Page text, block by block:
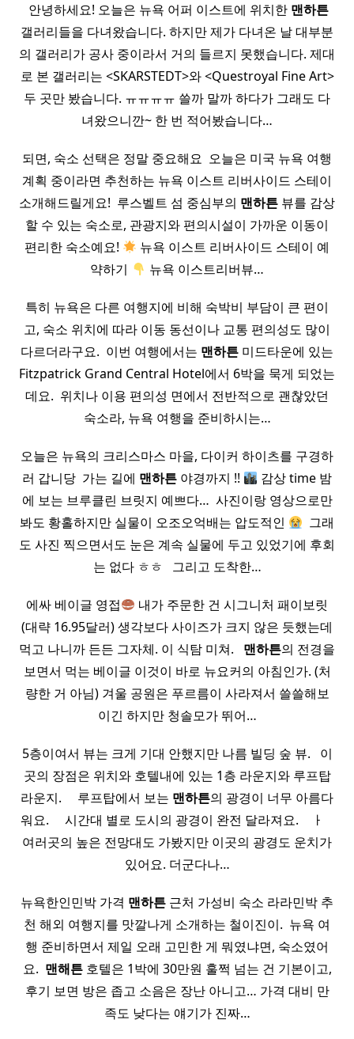
​ 안녕하세요! 오늘은 뉴욕 어퍼 이스트에 위치한 맨하튼
갤러리들을 다녀왔습니다. 하지만 제가 다녀온 날 대부분
의 갤러리가 공사 중이라서 거의 들르지 못했습니다. 제대
로 본 갤러리는 <SKARSTEDT>와 <Questroyal Fine Art>
두 곳만 봤습니다. ㅠㅠㅠㅠ 쓸까 말까 하다가 그래도 다
녀왔으니깐~ 한 번 적어봤습니다…
되면, 숙소 선택은 정말 중요해요 ​ 오늘은 미국 뉴욕 여행
계획 중이라면 추천하는 뉴욕 이스트 리버사이드 스테이
소개해드릴게요! ​ 루스벨트 섬 중심부의 맨하튼 뷰를 감상
할 수 있는 숙소로, 관광지와 편의시설이 가까운 이동이
편리한 숙소예요!
뉴욕 이스트 리버사이드 스테이 예
약하기
뉴욕 이스트리버뷰…
특히 뉴욕은 다른 여행지에 비해 숙박비 부담이 큰 편이
고, 숙소 위치에 따라 이동 동선이나 교통 편의성도 많이
다르더라구요. ​ 이번 여행에서는 맨하튼 미드타운에 있는
Fitzpatrick Grand Central Hotel에서 6박을 묵게 되었는
데요. ​ 위치나 이용 편의성 면에서 전반적으로 괜찮았던
숙소라, 뉴욕 여행을 준비하시는…
오늘은 뉴욕의 크리스마스 마을, 다이커 하이츠를 구경하
러 갑니당 ​ 가는 길에 맨하튼야경까지 !!
감상 time 밤
에 보는 브루클린 브릿지 예쁘다… ​ 사진이랑 영상으로만
봐도 황홀하지만 실물이 오조오억배는 압도적인
​ 그래
도 사진 찍으면서도 눈은 계속 실물에 두고 있었기에 후회
는 없다 ㅎㅎ ​ ​ 그리고 도착한…
에싸 베이글 영접
내가 주문한 건 시그니처 패이보릿
(대략 16.95달러) 생각보다 사이즈가 크지 않은 듯했는데
먹고 나니까 든든 그자체. 이 식탐 미쳐. ​ ​ 맨하튼의 전경을
보면서 먹는 베이글 이것이 바로 뉴요커의 아침인가. (처
량한 거 아님) 겨울 공원은 푸르름이 사라져서 쓸쓸해보
이긴 하지만 청솔모가 뛰어…
5층이여서 뷰는 크게 기대 안했지만 나름 빌딩 숲 뷰. ​ ​ 이
곳의 장점은 위치와 호텔내에 있는 1층 라운지와 루프탑
라운지. ​ ​ ​ ​ 루프탑에서 보는 맨하튼의 광경이 너무 아름다
워요. ​ ​ ​ ​ 시간대 별로 도시의 광경이 완전 달라져요. ​ ​ ​ ㅏ ​ ​ ​
여러곳의 높은 전망대도 가봤지만 이곳의 광경도 운치가
있어요. 더군다나…
뉴욕한인민박 가격 맨하튼 근처 가성비 숙소 라라민박 추
천 해외 여행지를 맛깔나게 소개하는 철이진이. ​ 뉴욕 여
행 준비하면서 제일 오래 고민한 게 뭐였냐면, 숙소였어
요. ​ 맨해튼호텔은 1박에 30만원 훌쩍 넘는 건 기본이고,
후기 보면 방은 좁고 소음은 장난 아니고… 가격 대비 만
족도 낮다는 얘기가 진짜…